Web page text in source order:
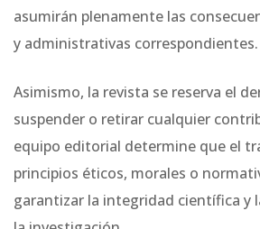
asumirán plenamente las
y administrativas correspondientes.
Asimismo, la revista se reserva el
suspender o retirar cualquier
equipo editorial determine que el
principios éticos, morales o
garantizar la integridad científica y